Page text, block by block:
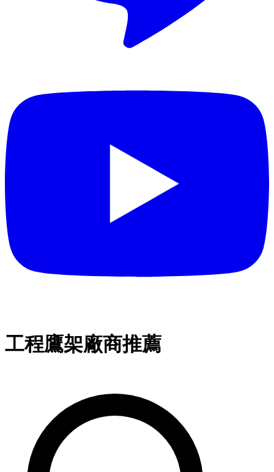
工程鷹架廠商推薦